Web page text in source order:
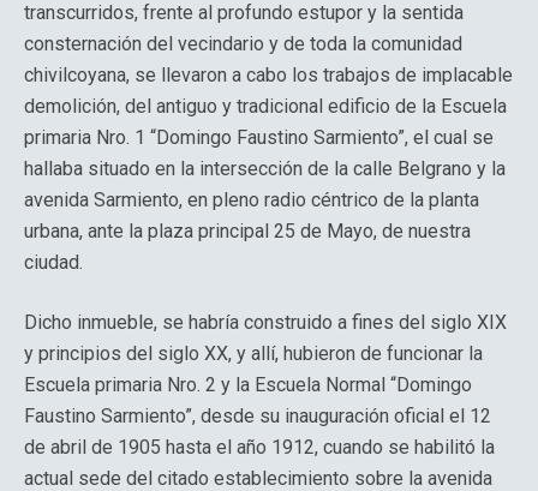
transcurridos, frente al profundo estupor y la sentida
consternación del vecindario y de toda la comunidad
chivilcoyana, se llevaron a cabo los trabajos de implacable
demolición, del antiguo y tradicional edificio de la Escuela
primaria Nro. 1 “Domingo Faustino Sarmiento”, el cual se
hallaba situado en la intersección de la calle Belgrano y la
avenida Sarmiento, en pleno radio céntrico de la planta
urbana, ante la plaza principal 25 de Mayo, de nuestra
ciudad.
Dicho inmueble, se habría construido a fines del siglo XIX
y principios del siglo XX, y allí, hubieron de funcionar la
Escuela primaria Nro. 2 y la Escuela Normal “Domingo
Faustino Sarmiento”, desde su inauguración oficial el 12
de abril de 1905 hasta el año 1912, cuando se habilitó la
actual sede del citado establecimiento sobre la avenida